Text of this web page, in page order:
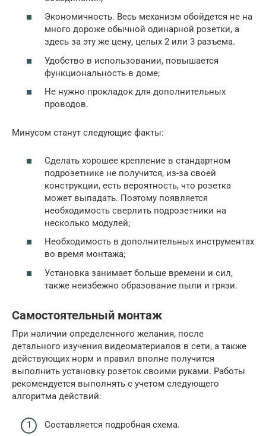
Экономичность. Весь механизм обойдется не на
много дороже обычной одинарной розетки, а
здесь за эту же цену, целых 2 или 3 разъема.
Удобство в использовании, повышается
функциональность в доме;
Не нужно прокладок для дополнительных
проводов.
Минусом станут следующие факты:
Сделать хорошее крепление в стандартном
подрозетнике не получится, из-за своей
конструкции, есть вероятность, что розетка
может выпадать. Поэтому появляется
необходимость сверлить подрозетники на
несколько модулей;
Необходимость в дополнительных инструментах
во время монтажа;
Установка занимает больше времени и сил,
также неизбежно образование пыли и грязи.
Самостоятельный монтаж
При наличии определенного желания, после
детального изучения видеоматериалов в сети, а также
действующих норм и правил вполне получится
выполнить установку розеток своими руками. Работы
рекомендуется выполнять с учетом следующего
алгоритма действий:
Составляется подробная схема.